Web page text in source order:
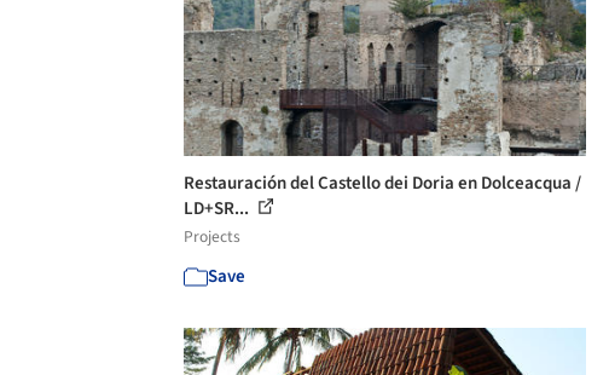
Restauración del Castello dei Doria en Dolceacqua /
LD+SR...
Projects
Save